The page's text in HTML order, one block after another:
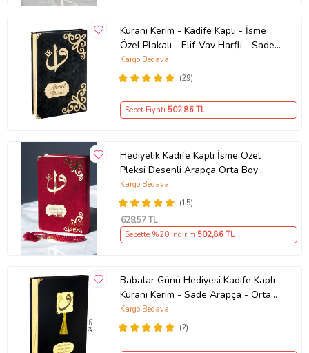
Kuranı Kerim - Kadife Kaplı - İsme
Özel Plakalı - Elif-Vav Harfli - Sade
Arapça - Orta Boy
(29)
Kargo Bedava
Sepet Fiyatı 502,86 TL
Hediyelik Kadife Kaplı İsme Özel
Pleksi Desenli Arapça Orta Boy
Kuranı Kerim Bordo
(15)
Kargo Bedava
628,57 TL
Sepette %20 İndirim 502,86 TL
Babalar Günü Hediyesi Kadife Kaplı
Kuranı Kerim - Sade Arapça - Orta
Boy - Siyah
(2)
Kargo Bedava